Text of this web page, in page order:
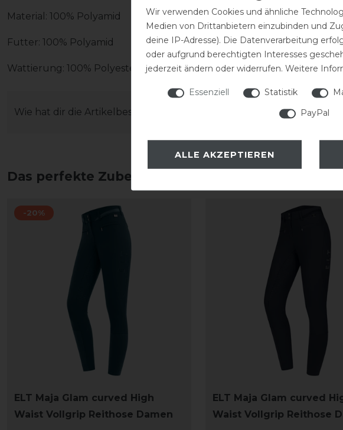
Material: 100% Polyamid
Futter: 100% Polyamid
Wattierung: 100% Polyester
Wie hat dir die Artikelbeschreibung gefallen?
Das perfekte Zubehör für dich
-20%
ELT Maja Glam curved High
Waist Vollgrip Reithose Damen
ELT Maja Glam curved
Waist Vollgrip Reithose
Wir verwenden Cookies und ähnliche
Medien von Drittanbietern einzubinden und
deine IP-Adresse). Die Datenverarbeitung
oder aufgrund berechtigten Interesses
jederzeit ändern oder widerrufen. Weitere
Essenziell Statistik
PayPal
ALLE AKZEPTIEREN